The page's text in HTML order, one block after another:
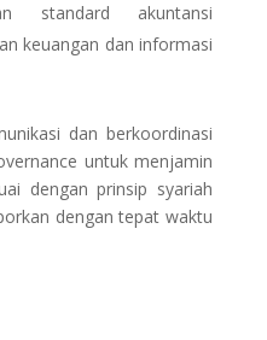
standard akuntansi
keuangan dan informasi
dan berkoordinasi
untuk menjamin
dengan prinsip syariah
dengan tepat waktu